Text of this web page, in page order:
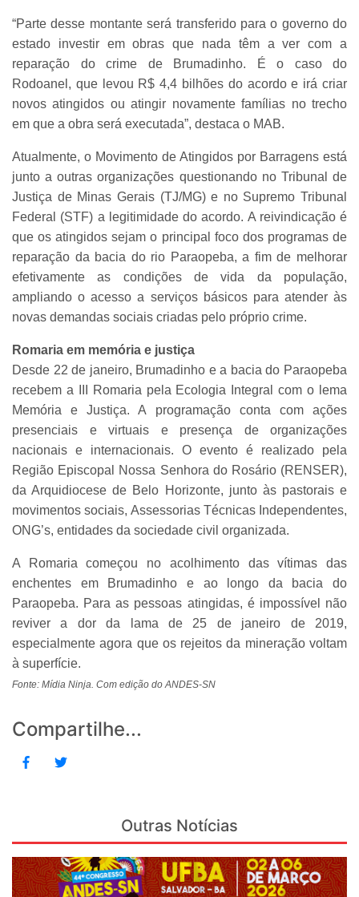
“Parte desse montante será transferido para o governo do
estado investir em obras que nada têm a ver com a
reparação do crime de Brumadinho. É o caso do
Rodoanel, que levou R$ 4,4 bilhões do acordo e irá criar
novos atingidos ou atingir novamente famílias no trecho
em que a obra será executada”, destaca o MAB.
Atualmente, o Movimento de Atingidos por Barragens está
junto a outras organizações questionando no Tribunal de
Justiça de Minas Gerais (TJ/MG) e no Supremo Tribunal
Federal (STF) a legitimidade do acordo. A reivindicação é
que os atingidos sejam o principal foco dos programas de
reparação da bacia do rio Paraopeba, a fim de melhorar
efetivamente as condições de vida da população,
ampliando o acesso a serviços básicos para atender às
novas demandas sociais criadas pelo próprio crime.
Romaria em memória e justiça
Desde 22 de janeiro, Brumadinho e a bacia do Paraopeba
recebem a III Romaria pela Ecologia Integral com o lema
Memória e Justiça. A programação conta com ações
presenciais e virtuais e presença de organizações
nacionais e internacionais. O evento é realizado pela
Região Episcopal Nossa Senhora do Rosário (RENSER),
da Arquidiocese de Belo Horizonte, junto às pastorais e
movimentos sociais, Assessorias Técnicas Independentes,
ONG’s, entidades da sociedade civil organizada.
A Romaria começou no acolhimento das vítimas das
enchentes em Brumadinho e ao longo da bacia do
Paraopeba. Para as pessoas atingidas, é impossível não
reviver a dor da lama de 25 de janeiro de 2019,
especialmente agora que os rejeitos da mineração voltam
à superfície.
Fonte: Mídia Ninja. Com edição do ANDES-SN
Compartilhe...
Outras Notícias